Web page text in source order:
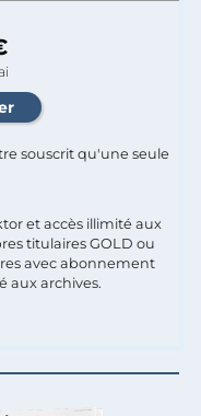
souscrit qu'une seule
et accès illimité aux
titulaires GOLD ou
avec abonnement
aux archives.